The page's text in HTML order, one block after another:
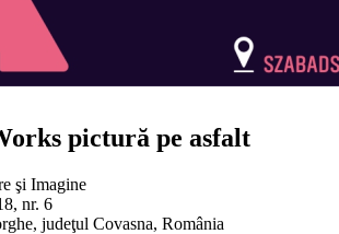
pictură pe asfalt
şi Imagine
nr. 6
judeţul Covasna, România